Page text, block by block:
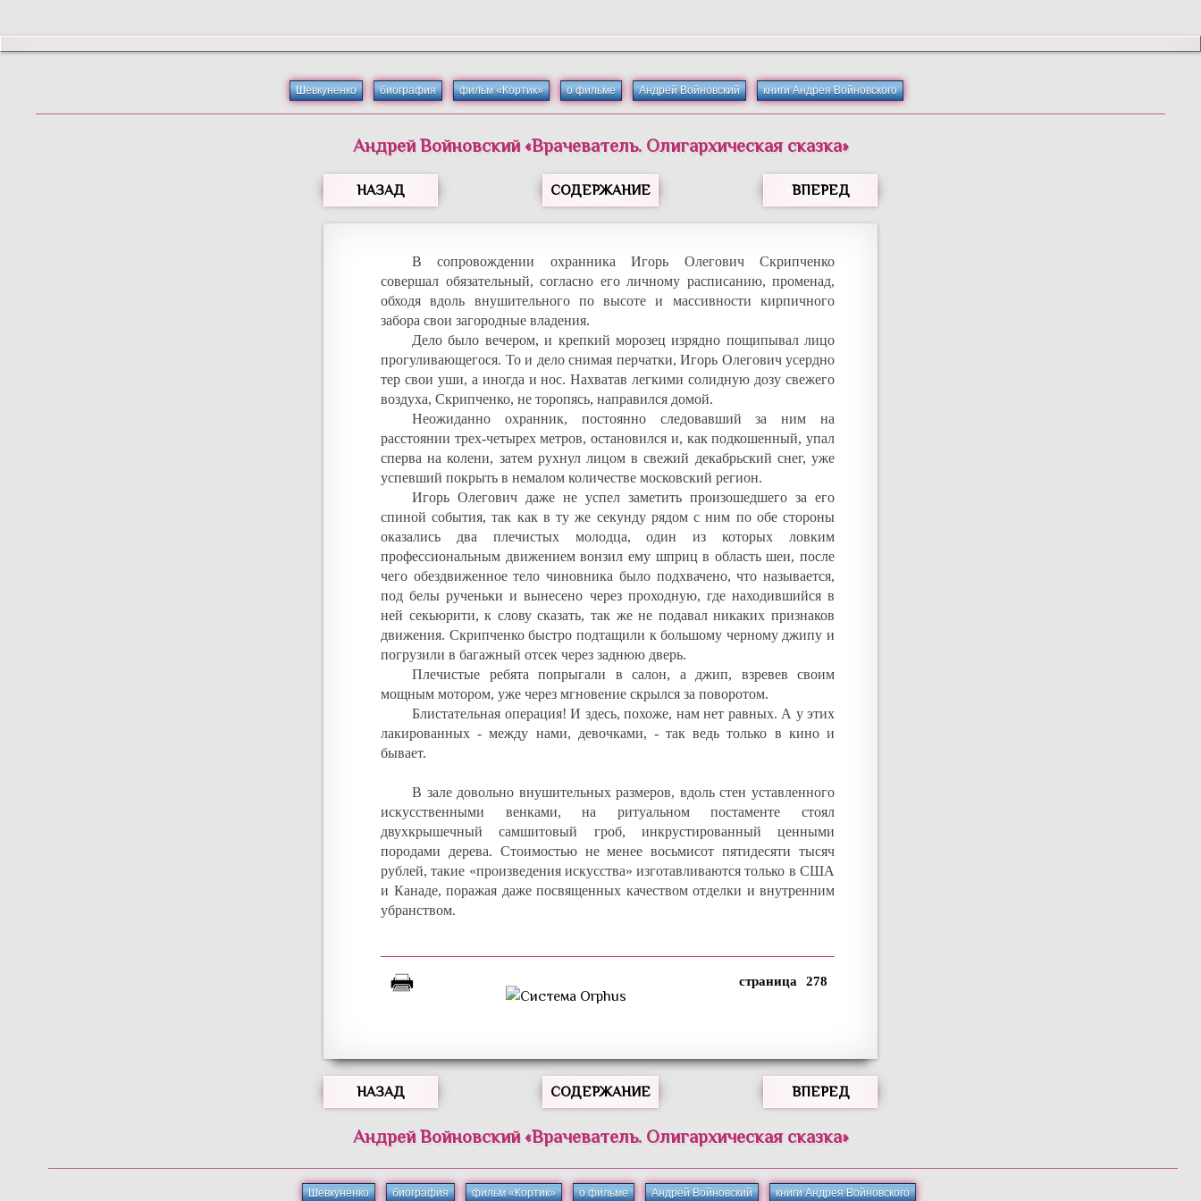
Шевкуненко биография фильм «Кортик» о фильме Андрей Войновский книги Андрея Войновского
Андрей Войновский«Врачеватель. Олигархическая сказка»
НАЗАД СОДЕРЖАНИЕ ВПЕРЕД
В сопровождении охранника Игорь Олегович Скрипченко
совершал обязательный, согласно его личному расписанию, променад,
обходя вдоль внушительного по высоте и массивности кирпичного
забора свои загородные владения.
Дело было вечером, и крепкий морозец изрядно пощипывал лицо
прогуливающегося. То и дело снимая перчатки, Игорь Олегович усердно
тер свои уши, а иногда и нос. Нахватав легкими солидную дозу свежего
воздуха, Скрипченко, не торопясь, направился домой.
Неожиданно охранник, постоянно следовавший за ним на
расстоянии трех-четырех метров, остановился и, как подкошенный, упал
сперва на колени, затем рухнул лицом в свежий декабрьский снег, уже
успевший покрыть в немалом количестве московский регион.
Игорь Олегович даже не успел заметить произошедшего за его
спиной события, так как в ту же секунду рядом с ним по обе стороны
оказались два плечистых молодца, один из которых ловким
профессиональным движением вонзил ему шприц в область шеи, после
чего обездвиженное тело чиновника было подхвачено, что называется,
под белы рученьки и вынесено через проходную, где находившийся в
ней секьюрити, к слову сказать, так же не подавал никаких признаков
движения. Скрипченко быстро подтащили к большому черному джипу и
погрузили в багажный отсек через заднюю дверь.
Плечистые ребята попрыгали в салон, а джип, взревев своим
мощным мотором, уже через мгновение скрылся за поворотом.
Блистательная операция! И здесь, похоже, нам нет равных. А у этих
лакированных - между нами, девочками, - так ведь только в кино и
бывает.
В зале довольно внушительных размеров, вдоль стен уставленного
искусственными венками, на ритуальном постаменте стоял
двухкрышечный самшитовый гроб, инкрустированный ценными
породами дерева. Стоимостью не менее восьмисот пятидесяти тысяч
рублей, такие «произведения искусства» изготавливаются только в США
и Канаде, поражая даже посвященных качеством отделки и внутренним
убранством.
278
НАЗАД СОДЕРЖАНИЕ ВПЕРЕД
Андрей Войновский«Врачеватель. Олигархическая сказка»
Шевкуненко биография фильм «Кортик» о фильме Андрей Войновский книги Андрея Войновского